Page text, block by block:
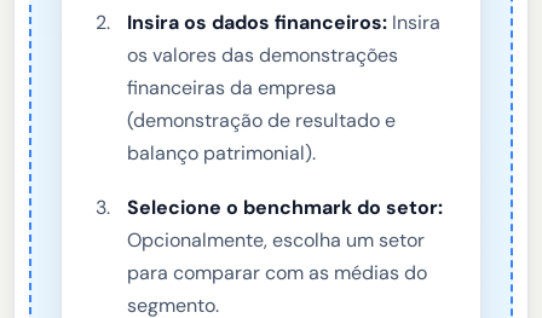
Insira os dados financeiros: Insira
os valores das demonstrações
financeiras da empresa
(demonstração de resultado e
balanço patrimonial).
Selecione o benchmark do setor:
Opcionalmente, escolha um setor
para comparar com as médias do
segmento.